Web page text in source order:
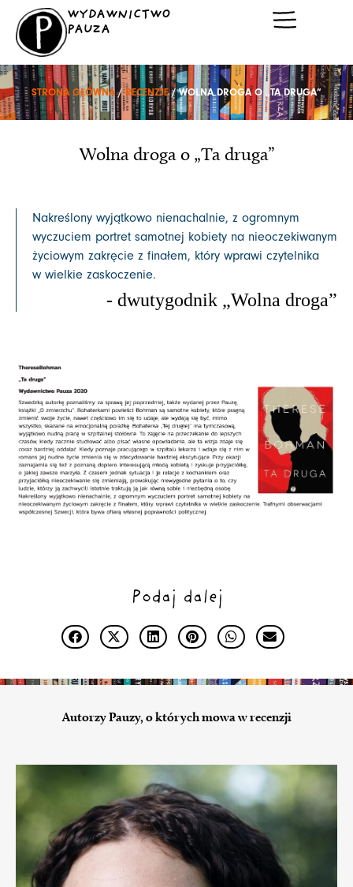
Przejdź
treści
WYDAWNICTWO
PAUZA
STRONA GŁÓWNA/RECENZJE/ WOLNA DROGA O „TA DRUGA”
Wolna droga o „Ta druga”
Nakreślony wyjątkowo nienachalnie, z ogromnym
wyczuciem portret samotnej kobiety na nieoczekiwanym
życiowym zakręcie z finałem, który wprawi czytelnika
w wielkie zaskoczenie.
- dwutygodnik „Wolna droga”
Podaj dalej
Autorzy Pauzy, o których mowa w recenzji